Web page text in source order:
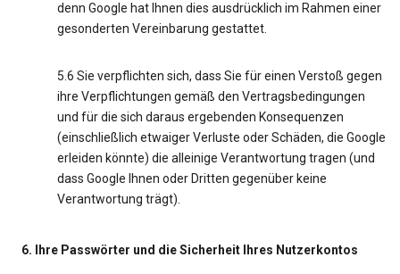
denn Google hat Ihnen dies ausdrücklich im Rahmen einer
gesonderten Vereinbarung gestattet.
5.6 Sie verpflichten sich, dass Sie für einen Verstoß gegen
ihre Verpflichtungen gemäß den Vertragsbedingungen
und für die sich daraus ergebenden Konsequenzen
(einschließlich etwaiger Verluste oder Schäden, die Google
erleiden könnte) die alleinige Verantwortung tragen (und
dass Google Ihnen oder Dritten gegenüber keine
Verantwortung trägt).
6. Ihre Passwörter und die Sicherheit Ihres Nutzerkontos